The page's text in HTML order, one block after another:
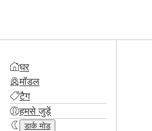
घर
मॉडल
टैग
हमसे जुड़ें
डार्क मोड